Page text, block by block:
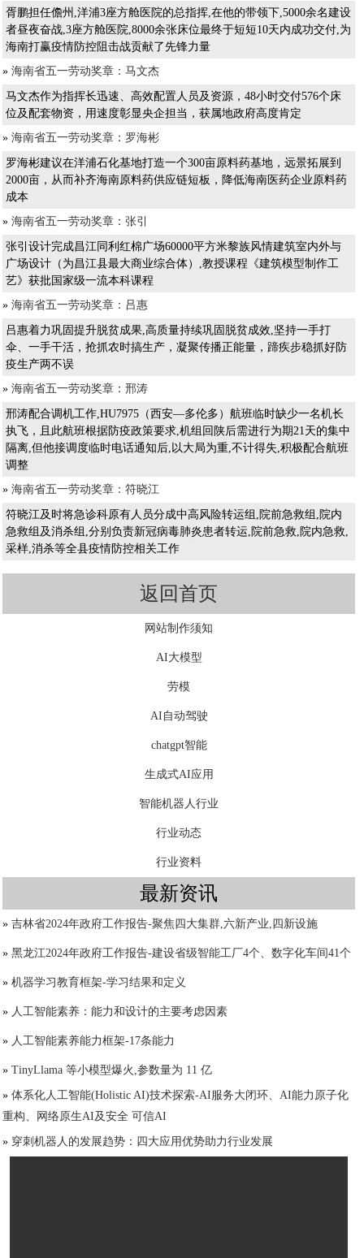
胥鹏担任儋州,洋浦3座方舱医院的总指挥,在他的带领下,5000余名建设
者昼夜奋战,3座方舱医院,8000余张床位最终于短短10天内成功交付,为
海南打赢疫情防控阻击战贡献了先锋力量
» 海南省五一劳动奖章：马文杰
马文杰作为指挥长迅速、高效配置人员及资源，48小时交付576个床
位及配套物资，用速度彰显央企担当，获属地政府高度肯定
» 海南省五一劳动奖章：罗海彬
罗海彬建议在洋浦石化基地打造一个300亩原料药基地，远景拓展到
2000亩，从而补齐海南原料药供应链短板，降低海南医药企业原料药
成本
» 海南省五一劳动奖章：张引
张引设计完成昌江同利红棉广场60000平方米黎族风情建筑室内外与
广场设计（为昌江县最大商业综合体）,教授课程《建筑模型制作工
艺》获批国家级一流本科课程
» 海南省五一劳动奖章：吕惠
吕惠着力巩固提升脱贫成果,高质量持续巩固脱贫成效,坚持一手打
伞、一手干活，抢抓农时搞生产，凝聚传播正能量，蹄疾步稳抓好防
疫生产两不误
» 海南省五一劳动奖章：邢涛
邢涛配合调机工作,HU7975（西安—多伦多）航班临时缺少一名机长
执飞，且此航班根据防疫政策要求,机组回陕后需进行为期21天的集中
隔离,但他接调度临时电话通知后,以大局为重,不计得失,积极配合航班
调整
» 海南省五一劳动奖章：符晓江
符晓江及时将急诊科原有人员分成中高风险转运组,院前急救组,院内
急救组及消杀组,分别负责新冠病毒肺炎患者转运,院前急救,院内急救,
采样,消杀等全县疫情防控相关工作
返回首页
网站制作须知
AI大模型
劳模
AI自动驾驶
chatgpt智能
生成式AI应用
智能机器人行业
行业动态
行业资料
最新资讯
» 吉林省2024年政府工作报告-聚焦四大集群,六新产业,四新设施
» 黑龙江2024年政府工作报告-建设省级智能工厂4个、数字化车间41个
» 机器学习教育框架-学习结果和定义
» 人工智能素养：能力和设计的主要考虑因素
» 人工智能素养能力框架-17条能力
» TinyLlama 等小模型爆火,参数量为 11 亿
» 体系化人工智能(Holistic AI)技术探索-AI服务大闭环、AI能力原子化
重构、网络原生AI及安全 可信AI
» 穿刺机器人的发展趋势：四大应用优势助力行业发展